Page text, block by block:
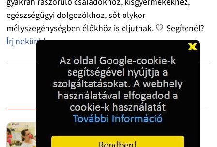
egészségügyi dolgozókhoz, sőt olykor
mélyszegénységben élőkhöz is eljutnak. 🤍 Segítenél?
Írj nekünk!
Bohócdoktorok egész éves munkáját
segíti az adó egy százalék felajánlás